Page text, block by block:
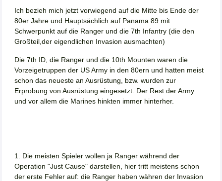
Ich bezieh mich jetzt vorwiegend auf die Mitte bis Ende der
80er Jahre und Hauptsächlich auf Panama 89 mit
Schwerpunkt auf die Ranger und die 7th Infantry (die den
Großteil,der eigendlichen Invasion ausmachten)
Die 7th ID, die Ranger und die 10th Mounten waren die
Vorzeigetruppen der US Army in den 80ern und hatten meist
schon das neueste an Ausrüstung, bzw. wurden zur
Erprobung von Ausrüstung eingesetzt. Der Rest der Army
und vor allem die Marines hinkten immer hinterher.
1. Die meisten Spieler wollen ja Ranger während der
Operation "Just Cause" darstellen, hier tritt meistens schon
der erste Fehler auf: die Ranger haben währen der Invasion